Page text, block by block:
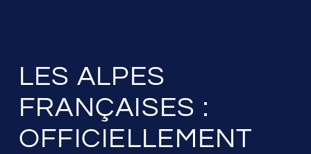
LES ALPES
FRANÇAISES :
OFFICIELLEMENT